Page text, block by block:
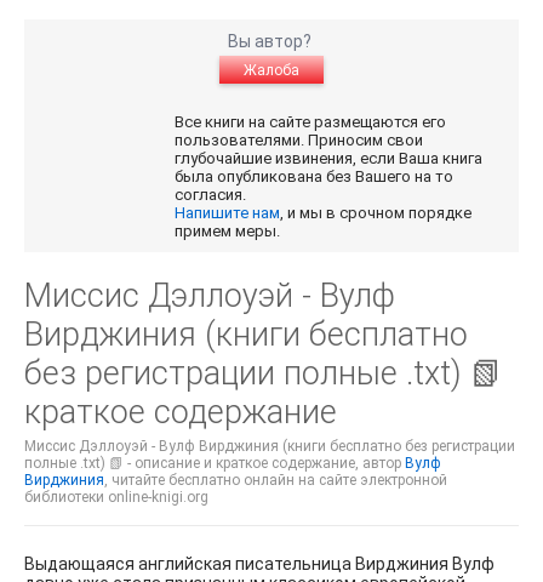
Вы автор?
Жалоба
Все книги на сайте размещаются его
пользователями. Приносим свои
глубочайшие извинения, если Ваша книга
была опубликована без Вашего на то
согласия.
Напишите нам, и мы в срочном порядке
примем меры.
Миссис Дэллоуэй - Вулф
Вирджиния (книги бесплатно
без регистрации полные .txt) 📗
краткое содержание
Миссис Дэллоуэй - Вулф Вирджиния (книги бесплатно без регистрации
полные .txt) 📗 - описание и краткое содержание, автор Вулф
Вирджиния, читайте бесплатно онлайн на сайте электронной
библиотеки online-knigi.org
Выдающаяся английская писательница Вирджиния Вулф